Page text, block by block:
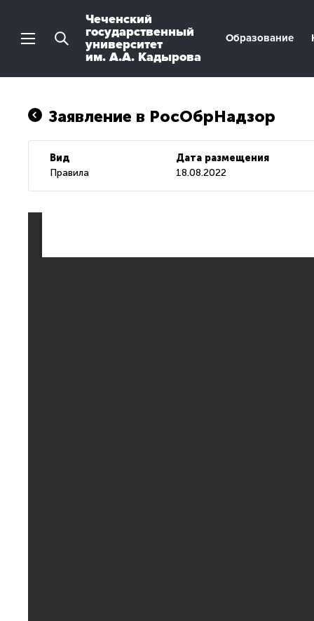
Чеченский
государственный
университет
им. А.А. Кадырова
Образование
Заявление в РосОбрНадзор
Вид
Правила
Дата размещения
18.08.2022